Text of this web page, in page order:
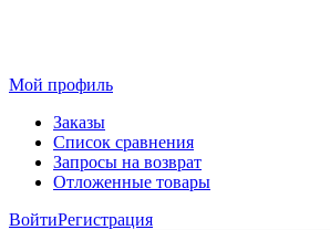
Мой профиль
Заказы
Список сравнения
Запросы на возврат
Отложенные товары
ВойтиРегистрация